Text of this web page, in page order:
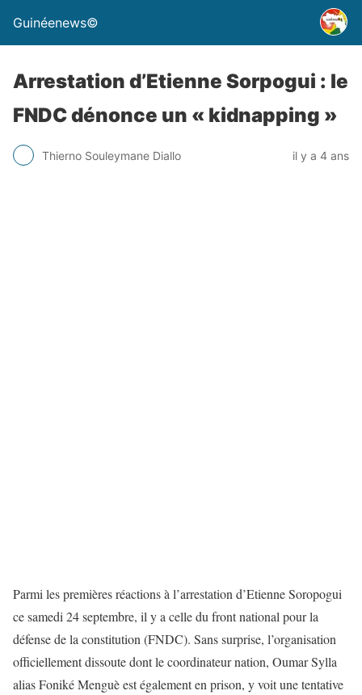
Guinéenews©
Arrestation d’Etienne Sorpogui : le
FNDC dénonce un « kidnapping »
Thierno Souleymane Diallo il y a 4 ans
Parmi les premières réactions à l’arrestation d’Etienne Soropogui
ce samedi 24 septembre, il y a celle du front national pour la
défense de la constitution (FNDC). Sans surprise, l’organisation
officiellement dissoute dont le coordinateur nation, Oumar Sylla
alias Foniké Menguè est également en prison, y voit une tentative